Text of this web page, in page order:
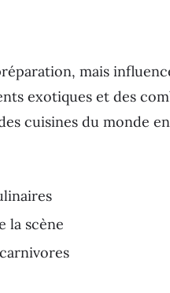
mais
exotiques et des
cuisines du monde
la scène